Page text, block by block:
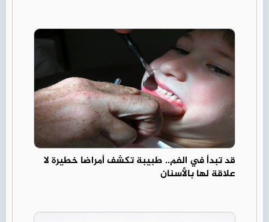
قد تبدأ في الفم.. طبيبة تكشف أمراضا خطيرة لا
علاقة لها بالأسنان